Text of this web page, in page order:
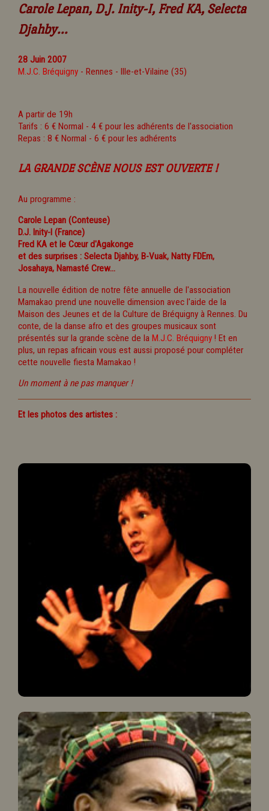
Carole Lepan, D.J. Inity-I, Fred KA, Selecta
Djahby...
28 Juin 2007
M.J.C. Bréquigny - Rennes - Ille-et-Vilaine (35)
A partir de 19h
Tarifs : 6 € Normal - 4 € pour les adhérents de l'association
Repas : 8 € Normal - 6 € pour les adhérents
LA GRANDE SCÈNE NOUS EST OUVERTE !
Au programme :
Carole Lepan (Conteuse)
D.J. Inity-I (France)
Fred KA et le Cœur d'Agakonge
et des surprises : Selecta Djahby, B-Vuak, Natty FDEm,
Josahaya, Namasté Crew...
La nouvelle édition de notre fête annuelle de l'association
Mamakao prend une nouvelle dimension avec l'aide de la
Maison des Jeunes et de la Culture de Bréquigny à Rennes. Du
conte, de la danse afro et des groupes musicaux sont
présentés sur la grande scène de la M.J.C. Bréquigny ! Et en
plus, un repas africain vous est aussi proposé pour compléter
cette nouvelle fiesta Mamakao !
Un moment à ne pas manquer !
Et les photos des artistes :